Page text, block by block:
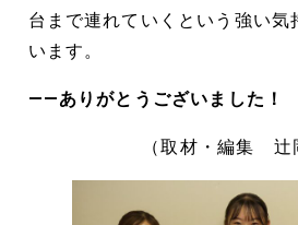
台まで連れていくという強い気
います。
――ありがとうございました！
（取材・編集 辻